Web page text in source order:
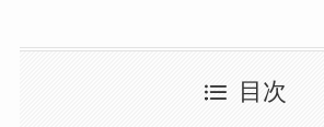
目次